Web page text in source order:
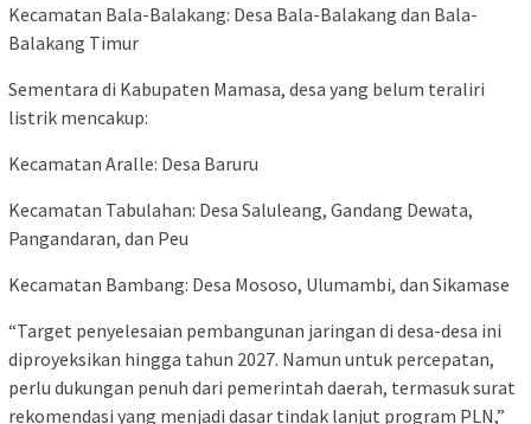
Kecamatan Bala-Balakang: Desa Bala-Balakang dan Bala-
Balakang Timur
Sementara di Kabupaten Mamasa, desa yang belum teraliri
listrik mencakup:
Kecamatan Aralle: Desa Baruru
Kecamatan Tabulahan: Desa Saluleang, Gandang Dewata,
Pangandaran, dan Peu
Kecamatan Bambang: Desa Mososo, Ulumambi, dan Sikamase
“Target penyelesaian pembangunan jaringan di desa-desa ini
diproyeksikan hingga tahun 2027. Namun untuk percepatan,
perlu dukungan penuh dari pemerintah daerah, termasuk surat
rekomendasi yang menjadi dasar tindak lanjut program PLN,”